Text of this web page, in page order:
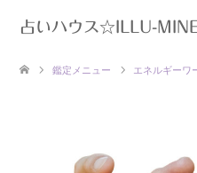
占いハウス☆ILLU-
鑑定メニュー エネルギーワ